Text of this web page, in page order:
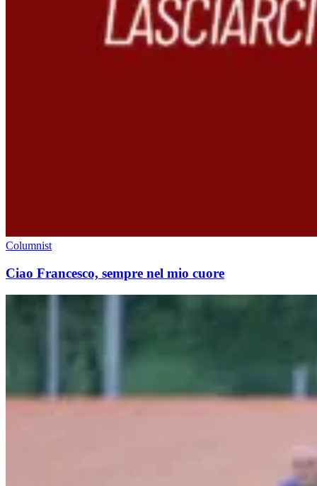
Columnist
Ciao Francesco, sempre nel mio cuore